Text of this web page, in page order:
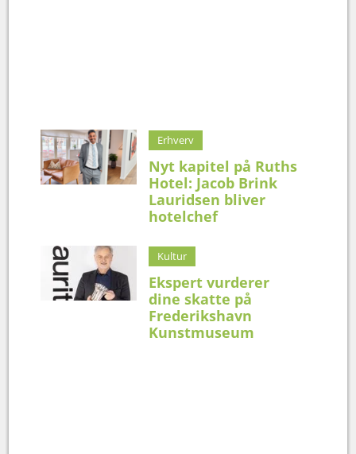
Erhverv
Nyt kapitel på Ruths
Hotel: Jacob Brink
Lauridsen bliver
hotelchef
Kultur
Ekspert vurderer
dine skatte på
Frederikshavn
Kunstmuseum